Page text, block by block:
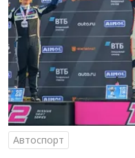
Автоспорт